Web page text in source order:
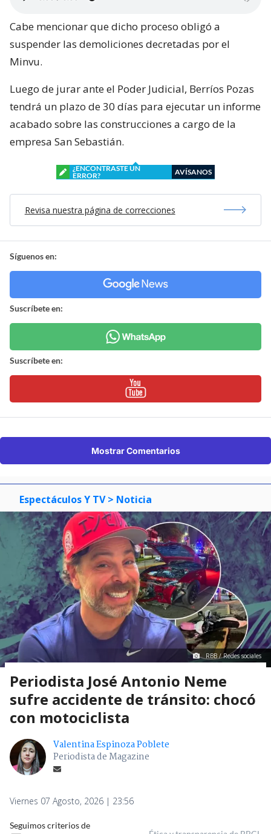
Cabe mencionar que dicho proceso obligó a
suspender las demoliciones decretadas por el
Minvu.
Luego de jurar ante el Poder Judicial, Berríos Pozas
tendrá un plazo de 30 días para ejecutar un informe
acabado sobre las construcciones a cargo de la
empresa San Sebastián.
¿ENCONTRASTE UN
ERROR?
AVÍSANOS
Revisa nuestra página de correcciones
Síguenos en:
Suscríbete en:
Suscríbete en:
Mostrar Comentarios
Espectáculos Y TV > Noticia
RBB / Redes sociales
Periodista José Antonio Neme
sufre accidente de tránsito: chocó
con motociclista
Valentina Espinoza Poblete
Periodista de Magazine
Viernes 07 Agosto, 2026 | 23:56
Seguimos criterios de